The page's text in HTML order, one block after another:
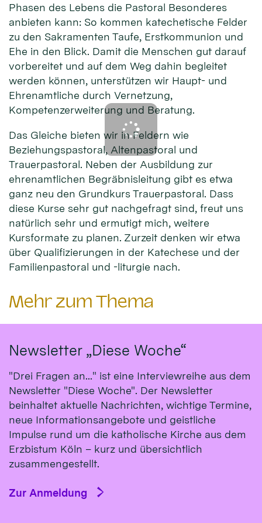
Phasen des Lebens die Pastoral Besonderes
anbieten kann: So kommen katechetische Felder
zu den Sakramenten Taufe, Erstkommunion und
Ehe in den Blick. Damit die Menschen gut darauf
vorbereitet und auf dem Weg dahin begleitet
werden können, unterstützen wir Haupt- und
Ehrenamtliche durch Vernetzung,
Kompetenzerweiterung und Beratung.
Das Gleiche bieten wir in Feldern wie
Beziehungspastoral, Altenpastoral und
Trauerpastoral. Neben der Ausbildung zur
ehrenamtlichen Begräbnisleitung gibt es etwa
ganz neu den Grundkurs Trauerpastoral. Dass
diese Kurse sehr gut nachgefragt sind, freut uns
natürlich sehr und ermutigt mich, weitere
Kursformate zu planen. Zurzeit denken wir etwa
über Qualifizierungen in der Katechese und der
Familienpastoral und -liturgie nach.
Mehr zum Thema
Newsletter „Diese Woche“
"Drei Fragen an..." ist eine Interviewreihe aus dem
Newsletter "Diese Woche". Der Newsletter
beinhaltet aktuelle Nachrichten, wichtige Termine,
neue Informationsangebote und geistliche
Impulse rund um die katholische Kirche aus dem
Erzbistum Köln – kurz und übersichtlich
zusammengestellt.
Zur Anmeldung